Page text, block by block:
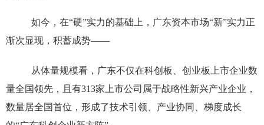
如今，在“硬”实力的基础上，广东资本市场“新”实力正
渐次显现，积蓄成势——
从体量规模看，广东不仅在科创板、创业板上市企业数
量全国领先，且有313家上市公司属于战略性新兴产业企业，
数量居全国首位，形成了技术引领、产业协同、梯度成长